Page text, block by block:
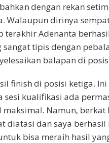
dengan rekan
Walaupun dirinya
terakhir Adenanta
tipis dengan
balapan di
finish di posisi ketiga.
sesi kualifikasi ada
maksimal. Namun,
diatasi dan saya
bisa meraih hasil